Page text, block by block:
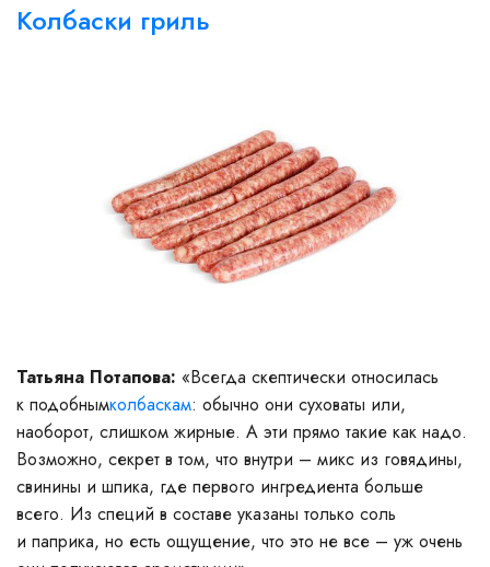
Колбаски гриль
Татьяна Потапова: «Всегда скептически относилась
к подобнымколбаскам: обычно они суховаты или,
наоборот, слишком жирные. А эти прямо такие как надо.
Возможно, секрет в том, что внутри – микс из говядины,
свинины и шпика, где первого ингредиента больше
всего. Из специй в составе указаны только соль
и паприка, но есть ощущение, что это не все – уж очень